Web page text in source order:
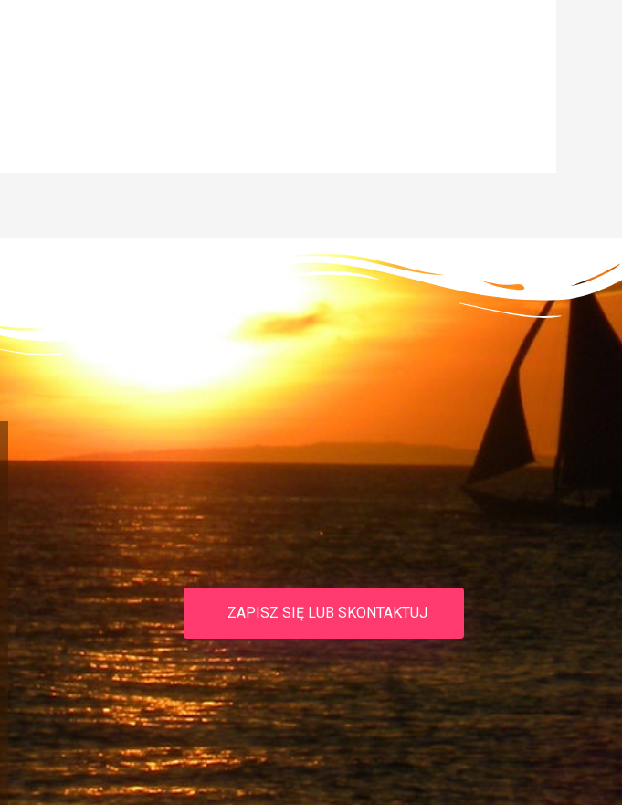
ZAPISZ SIĘ LUB SKONTAKTUJ